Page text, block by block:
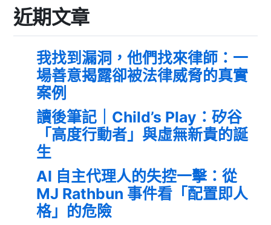
近期文章
我找到漏洞，他們找來律師：一
場善意揭露卻被法律威脅的真實
案例
讀後筆記｜Child’s Play：矽谷
「高度行動者」與虛無新貴的誕
生
AI 自主代理人的失控一擊：從
MJ Rathbun 事件看「配置即人
格」的危險